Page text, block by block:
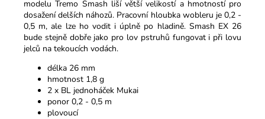
modelu Tremo Smash liší větší velikostí a hmotností pro
dosažení delších náhozů. Pracovní hloubka wobleru je 0,2 -
0,5 m, ale lze ho vodit i úplně po hladině. Smash EX 26
bude stejně dobře jako pro lov pstruhů fungovat i při lovu
jelců na tekoucích vodách.
délka 26 mm
hmotnost 1,8 g
2 x BL jednoháček Mukai
ponor 0,2 - 0,5 m
plovoucí